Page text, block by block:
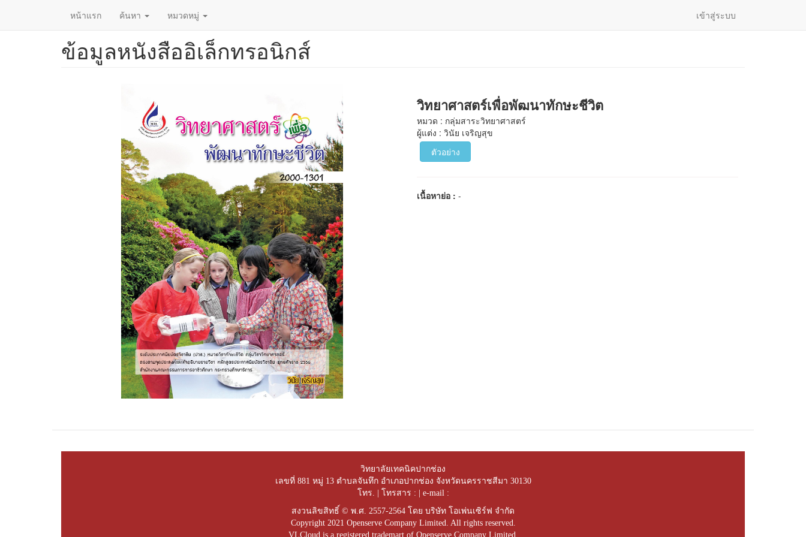
หน้าแรก ค้นหา หมวดหมู่ เข้าสู่ระบบ
ข้อมูลหนังสืออิเล็กทรอนิกส์
วิทยาศาสตร์เพื่อพัฒนาทักษะชีวิต
หมวด : กลุ่มสาระวิทยาศาสตร์
ผู้แต่ง : วินัย เจริญสุข
ตัวอย่าง
เนื้อหาย่อ :-
วิทยาลัยเทคนิคปากช่อง
เลขที่ 881 หมู่ 13 ตำบลจันทึก อำเภอปากช่อง จังหวัดนครราชสีมา 30130
โทร. | โทรสาร : | e-mail :
สงวนลิขสิทธิ์ © พ.ศ. 2557-2564 โดย บริษัท โอเพ่นเซิร์ฟ จำกัด
Copyright 2021 Openserve Company Limited. All rights reserved.
VLCloud is a registered trademart of Openserve Company Limited.